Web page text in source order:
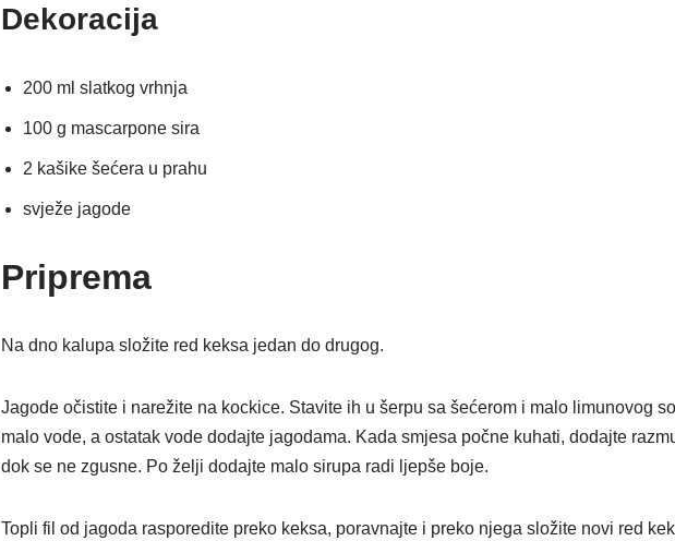
Dekoracija
200 ml slatkog vrhnja
100 g mascarpone sira
2 kašike šećera u prahu
svježe jagode
Priprema
Na dno kalupa složite red keksa jedan do drugog.
Jagode očistite i narežite na kockice. Stavite ih u šerpu sa šećerom i malo limunovog
malo vode, a ostatak vode dodajte jagodama. Kada smjesa počne kuhati, dodajte
dok se ne zgusne. Po želji dodajte malo sirupa radi ljepše boje.
Topli fil od jagoda rasporedite preko keksa, poravnajte i preko njega složite novi red